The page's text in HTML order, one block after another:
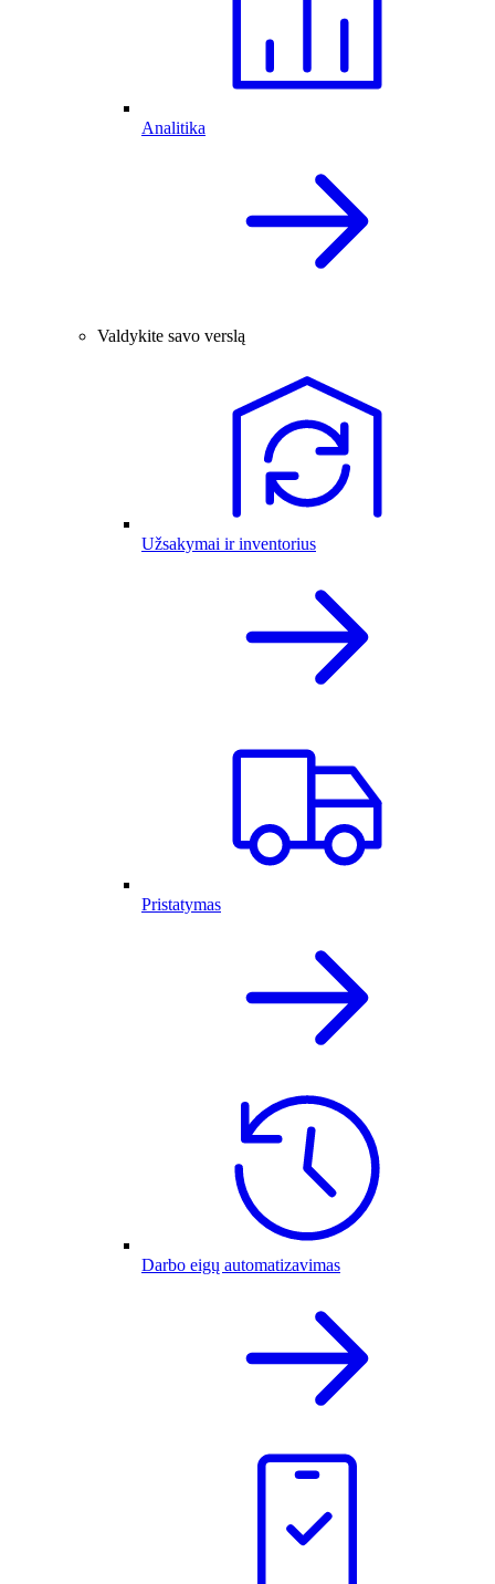
Analitika
Valdykite savo verslą
Užsakymai ir inventorius
Pristatymas
Darbo eigų automatizavimas